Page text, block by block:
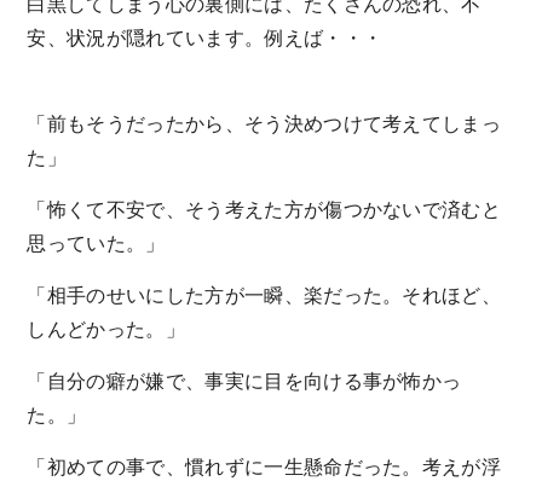
白黒してしまう心の裏側には、たくさんの恐れ、不
安、状況が隠れています。例えば・・・
「前もそうだったから、そう決めつけて考えてしまっ
た」
「怖くて不安で、そう考えた方が傷つかないで済むと
思っていた。」
「相手のせいにした方が一瞬、楽だった。それほど、
しんどかった。」
「自分の癖が嫌で、事実に目を向ける事が怖かっ
た。」
「初めての事で、慣れずに一生懸命だった。考えが浮